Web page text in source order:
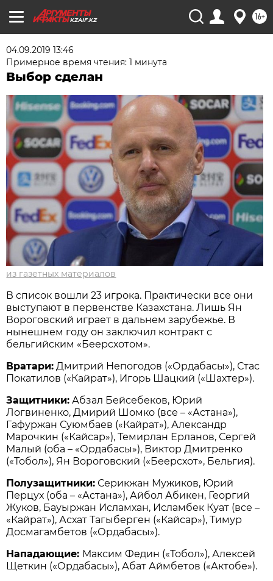
KZAIF.KZ 16+
04.09.2019 13:46
Примерное время чтения: 1 минута
Выбор сделан
из газетных материалов
В список вошли 23 игрока. Практически все они
выступают в первенстве Казахстана. Лишь Ян
Вороговский играет в дальнем зарубежье. В
нынешнем году он заключил контракт с
бельгийским «Беерсхотом».
Вратари: Дмитрий Непогодов («Ордабасы»), Стас
Покатилов («Кайрат»), Игорь Шацкий («Шахтер»).
Защитники: Абзал Бейсебеков, Юрий
Логвиненко, Дмирий Шомко (все – «Астана»),
Гафуржан Суюмбаев («Кайрат»), Александр
Марочкин («Кайсар»), Темирлан Ерланов, Сергей
Малый (оба – «Ордабасы»), Виктор Дмитренко
(«Тобол»), Ян Вороговский («Беерсхот», Бельгия).
Полузащитники: Серикжан Мужиков, Юрий
Перцух (оба – «Астана»), Айбол Абикен, Георгий
Жуков, Бауыржан Исламхан, Исламбек Куат (все –
«Кайрат»), Асхат Тагыберген («Кайсар»), Тимур
Досмагамбетов («Ордабасы»).
Нападающие: Максим Федин («Тобол»), Алексей
Щеткин («Ордабасы»), Абат Аймбетов («Актобе»).